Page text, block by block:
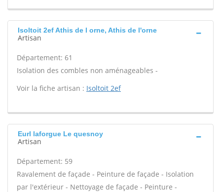
Isoltoit 2ef Athis de l orne, Athis de l'orne
Artisan
Département: 61
Isolation des combles non aménageables -
Voir la fiche artisan : Isoltoit 2ef
Eurl laforgue Le quesnoy
Artisan
Département: 59
Ravalement de façade - Peinture de façade - Isolation
par l'extérieur - Nettoyage de façade - Peinture -